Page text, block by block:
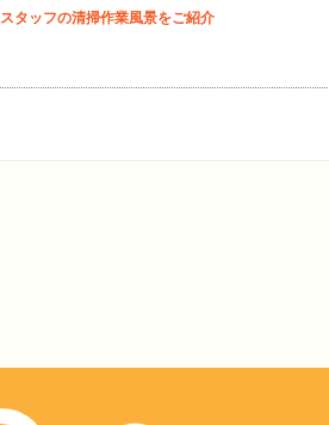
スタッフの清掃作業風景をご紹介